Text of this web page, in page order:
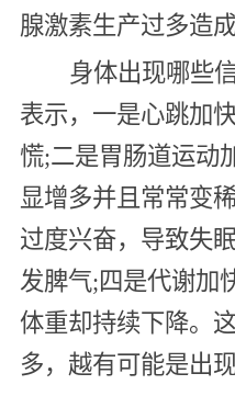
腺激素生产过多造
身体出现哪些
表示，一是心跳加
慌;二是胃肠道运动
显增多并且常常变
过度兴奋，导致失
发脾气;四是代谢加
体重却持续下降。
多，越有可能是出现